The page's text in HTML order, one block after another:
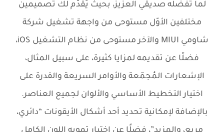
لما تفضله صديقي العزيز، بحيث يُقدّم لك تصميمين
مختلفين الأوّل مستوحى من واجهة تشغيل شركة
شاومي MIUI والآخر مستوحى من نظام التشغيل iOS،
فضلًا عن تقديمه لمزايا كثيرة، على سبيل المثال،
الإشعارات المُجمّعة والأوامر السريعة والقدرة على
اختيار التخطيط الأساسي والألوان لجميع العناصر.
بالإضافة لإمكانية تحديد أحد أشكال الأيقونات “دائري،